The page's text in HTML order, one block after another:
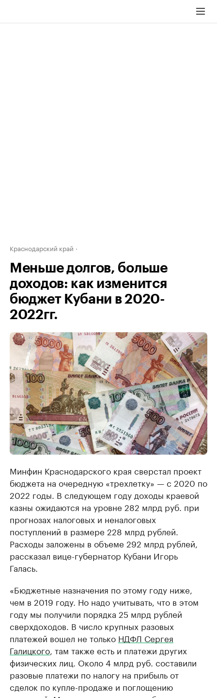
Краснодарский край
Меньше долгов, больше
доходов: как изменится
бюджет Кубани в 2020-
2022гг.
Минфин Краснодарского края сверстал проект
бюджета на очередную «трехлетку» — с 2020 по
2022 годы. В следующем году доходы краевой
казны ожидаются на уровне 282 млрд руб. при
прогнозах налоговых и неналоговых
поступлений в размере 228 млрд рублей.
Расходы заложены в объеме 292 млрд рублей,
рассказал вице-губернатор Кубани Игорь
Галась.
«Бюджетные назначения по этому году ниже,
чем в 2019 году. Но надо учитывать, что в этом
году мы получили порядка 25 млрд рублей
сверхдоходов. В число крупных разовых
платежей вошел не только НДФЛ Сергея
Галицкого, там также есть и платежи других
физических лиц. Около 4 млрд руб. составили
разовые платежи по налогу на прибыль от
сделок по купле-продаже и поглощению